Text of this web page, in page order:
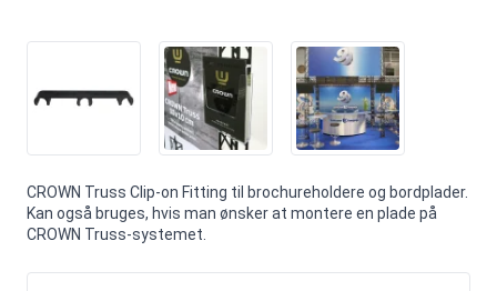
CROWN Truss Clip-on Fitting til brochureholdere og bordplader.
Kan også bruges, hvis man ønsker at montere en plade på
CROWN Truss-systemet.